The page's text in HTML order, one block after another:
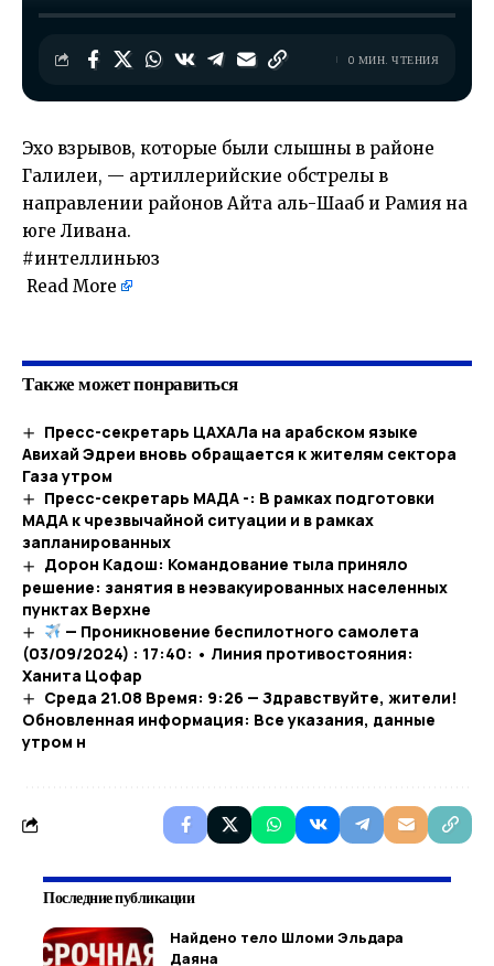
0 МИН. ЧТЕНИЯ
Эхо взрывов, которые были слышны в районе
Галилеи, — артиллерийские обстрелы в
направлении районов Айта аль-Шааб и Рамия на
юге Ливана.
#интеллиньюз
Read More
Также может понравиться
Пресс-секретарь ЦАХАЛа на арабском языке
Авихай Эдреи вновь обращается к жителям сектора
Газа утром
Пресс-секретарь МАДА -: В рамках подготовки
МАДА к чрезвычайной ситуации и в рамках
запланированных
Дорон Кадош: Командование тыла приняло
решение: занятия в неэвакуированных населенных
пунктах Верхне
— Проникновение беспилотного самолета
(03/09/2024) : 17:40: • Линия противостояния:
Ханита Цофар
Среда 21.08 Время: 9:26 — Здравствуйте, жители!
Обновленная информация: Все указания, данные
утром н
Последние публикации
Найдено тело Шломи Эльдара
Даяна